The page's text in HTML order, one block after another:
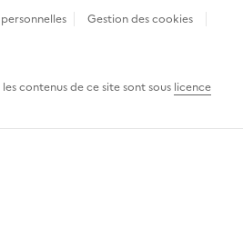
Gestion des cookies
contenus de ce site sont sous licence